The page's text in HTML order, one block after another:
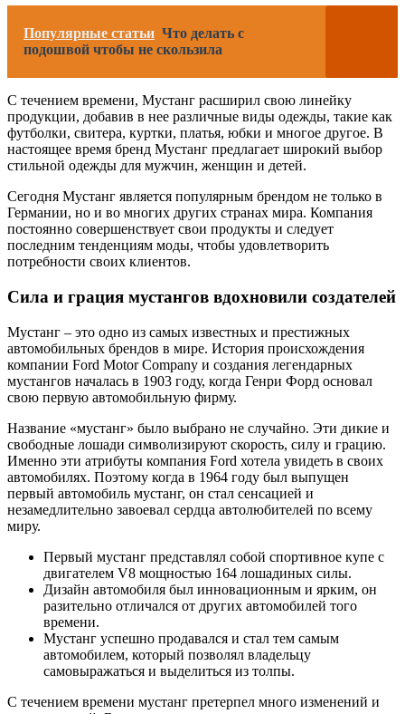
Популярные статьи Что делать с
подошвой чтобы не скользила
С течением времени, Мустанг расширил свою линейку
продукции, добавив в нее различные виды одежды, такие как
футболки, свитера, куртки, платья, юбки и многое другое. В
настоящее время бренд Мустанг предлагает широкий выбор
стильной одежды для мужчин, женщин и детей.
Сегодня Мустанг является популярным брендом не только в
Германии, но и во многих других странах мира. Компания
постоянно совершенствует свои продукты и следует
последним тенденциям моды, чтобы удовлетворить
потребности своих клиентов.
Сила и грация мустангов вдохновили создателей
Мустанг – это одно из самых известных и престижных
автомобильных брендов в мире. История происхождения
компании Ford Motor Company и создания легендарных
мустангов началась в 1903 году, когда Генри Форд основал
свою первую автомобильную фирму.
Название «мустанг» было выбрано не случайно. Эти дикие и
свободные лошади символизируют скорость, силу и грацию.
Именно эти атрибуты компания Ford хотела увидеть в своих
автомобилях. Поэтому когда в 1964 году был выпущен
первый автомобиль мустанг, он стал сенсацией и
незамедлительно завоевал сердца автолюбителей по всему
миру.
Первый мустанг представлял собой спортивное купе с
двигателем V8 мощностью 164 лошадиных силы.
Дизайн автомобиля был инновационным и ярким, он
разительно отличался от других автомобилей того
времени.
Мустанг успешно продавался и стал тем самым
автомобилем, который позволял владельцу
самовыражаться и выделиться из толпы.
С течением времени мустанг претерпел много изменений и